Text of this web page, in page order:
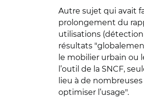
Autre sujet qui avait
prolongement du
utilisations (détection
résultats
le mobilier urbain ou
l’outil de la SNCF,
lieu à de
optimiser l’usage".